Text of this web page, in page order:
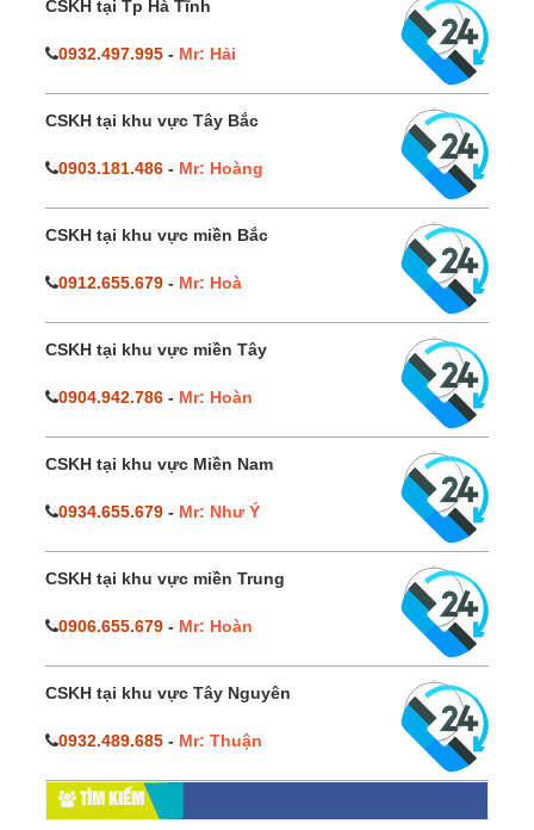
CSKH tại Tp Hà Tĩnh
0932.497.995 - Mr: Hải
CSKH tại khu vực Tây Bắc
0903.181.486 - Mr: Hoàng
CSKH tại khu vực miền Bắc
0912.655.679 - Mr: Hoà
CSKH tại khu vực miền Tây
0904.942.786 - Mr: Hoàn
CSKH tại khu vực Miền Nam
0934.655.679 - Mr: Như Ý
CSKH tại khu vực miền Trung
0906.655.679 - Mr: Hoàn
CSKH tại khu vực Tây Nguyên
0932.489.685 - Mr: Thuận
TÌM KIẾM